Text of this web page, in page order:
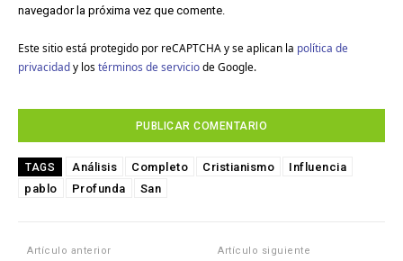
navegador la próxima vez que comente.
Este sitio está protegido por reCAPTCHA y se aplican la política de
privacidady los términos de serviciode Google.
TAGS Análisis Completo Cristianismo
Influencia
pablo
Profunda San
Artículo anterior Artículo siguiente